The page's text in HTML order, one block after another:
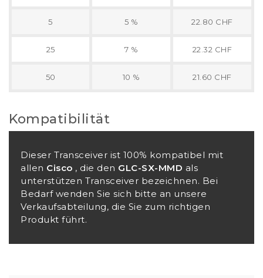
5 5 % 22.80 CHF
25 7 % 22.32 CHF
50 10 % 21.60 CHF
Kompatibilität
Dieser Transceiver ist 100% kompatibel mit
allen Cisco , die den GLC-SX-MMD als
unterstützen Transceiver bezeichnen. Bei
Bedarf wenden Sie sich bitte an unsere
Verkaufsabteilung, die Sie zum richtigen
Produkt führt.